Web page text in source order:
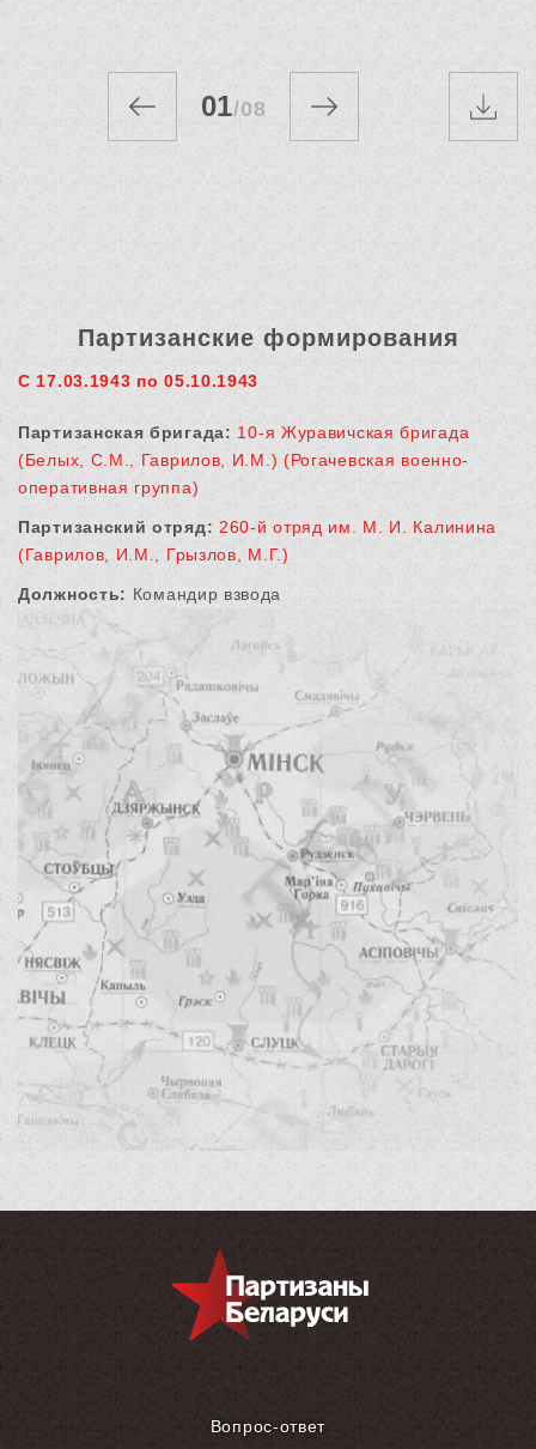
01/08
Партизанские формирования
С 17.03.1943 по 05.10.1943
Партизанская бригада: 10-я Журавичская бригада
(Белых, С.М., Гаврилов, И.М.) (Рогачевская военно-
оперативная группа)
Партизанский отряд: 260-й отряд им. М. И. Калинина
(Гаврилов, И.М., Грызлов, М.Г.)
Должность: Командир взвода
Вопрос-ответ